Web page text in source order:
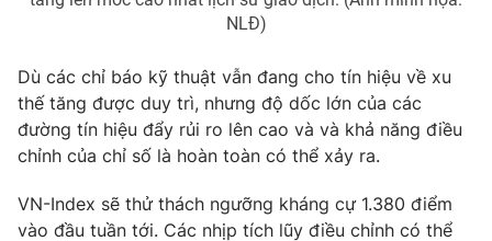
Thị trường 24h Tấm lòng Việt
Vươn mình bằng AI
NLĐ)
Dù các chỉ báo kỹ thuật vẫn đang cho tín hiệu về xu
thế tăng được duy trì, nhưng độ dốc lớn của các
đường tín hiệu đẩy rủi ro lên cao và và khả năng điều
chỉnh của chỉ số là hoàn toàn có thể xảy ra.
VN-Index sẽ thử thách ngưỡng kháng cự 1.380 điểm
vào đầu tuần tới. Các nhịp tích lũy điều chỉnh có thể